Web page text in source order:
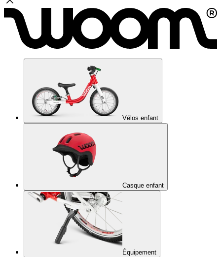
Vélos enfant
Casque enfant
Équipement